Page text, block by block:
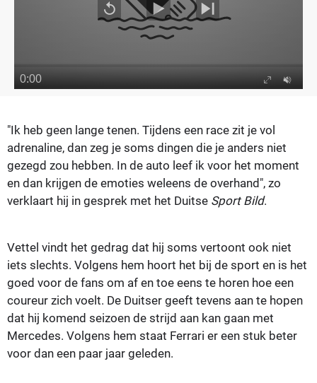
"Ik heb geen lange tenen. Tijdens een race zit je vol
adrenaline, dan zeg je soms dingen die je anders niet
gezegd zou hebben. In de auto leef ik voor het moment
en dan krijgen de emoties weleens de overhand", zo
verklaart hij in gesprek met het Duitse Sport Bild.
Vettel vindt het gedrag dat hij soms vertoont ook niet
iets slechts. Volgens hem hoort het bij de sport en is het
goed voor de fans om af en toe eens te horen hoe een
coureur zich voelt. De Duitser geeft tevens aan te hopen
dat hij komend seizoen de strijd aan kan gaan met
Mercedes. Volgens hem staat Ferrari er een stuk beter
voor dan een paar jaar geleden.